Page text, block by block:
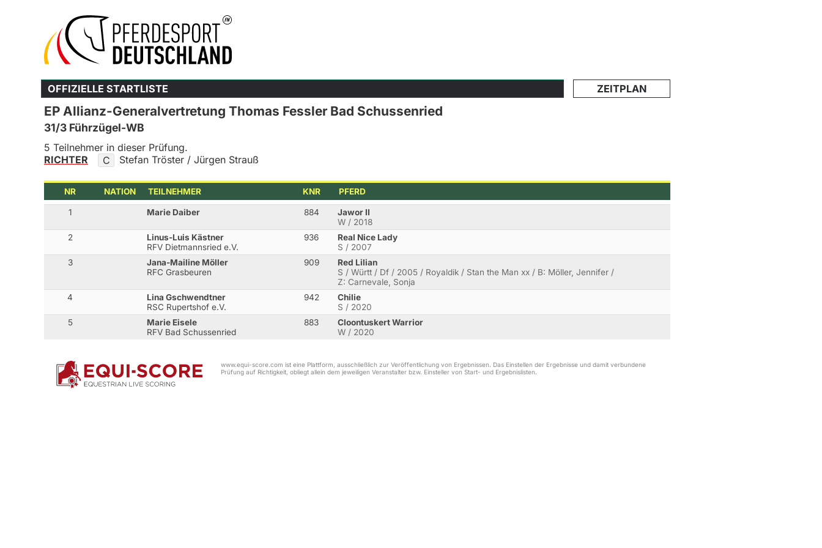
OFFIZIELLE STARTLISTE ZEITPLAN
EP Allianz-Generalvertretung Thomas Fessler Bad Schussenried
31/3 Führzügel-WB
5 Teilnehmer in dieser Prüfung.
RICHTER
C Stefan Tröster / Jürgen Strauß
NR NATION TEILNEHMER KNR PFERD
1 Marie Daiber 884
Jawor II
W / 2018
2
Linus-Luis Kästner
RFV Dietmannsried e.V.
936
Real Nice Lady
S / 2007
3
Jana-Mailine Möller
RFC Grasbeuren
909
Red Lilian
S / Württ / Df / 2005 / Royaldik / Stan the Man xx / B: Möller, Jennifer /
Z: Carnevale, Sonja
4
Lina Gschwendtner
RSC Rupertshof e.V.
942
Chilie
S / 2020
5
Marie Eisele
RFV Bad Schussenried
883
Cloontuskert Warrior
W / 2020
www.equi-score.com ist eine Plattform, ausschließlich zur Veröffentlichung von Ergebnissen. Das Einstellen der Ergebnisse und damit verbundene
Prüfung auf Richtigkeit, obliegt allein dem jeweiligen Veranstalter bzw. Einsteller von Start- und Ergebnislisten.